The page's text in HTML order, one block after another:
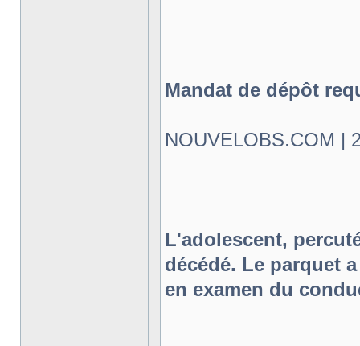
Mandat de dépôt
NOUVELOBS.COM |
L'adolescent,
décédé. Le parquet
en examen du